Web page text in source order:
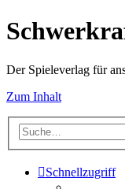
Der Spieleverlag für
Zum Inhalt
Schnellzugriff